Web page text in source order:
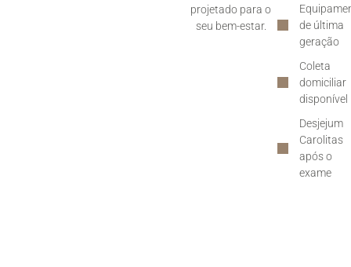
projetado para o
seu bem-estar.
de última
geração
Coleta
domiciliar
disponível
Desjejum
Carolitas
após o
exame